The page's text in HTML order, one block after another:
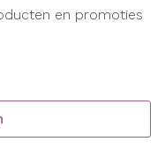
en promoties